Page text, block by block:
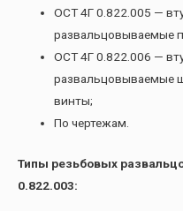
ОСТ 4Г 0.822.005 —
развальцовываемые
ОСТ 4Г 0.822.006 —
развальцовываемые
винты;
По чертежам.
Типы резьбовых
0.822.003: